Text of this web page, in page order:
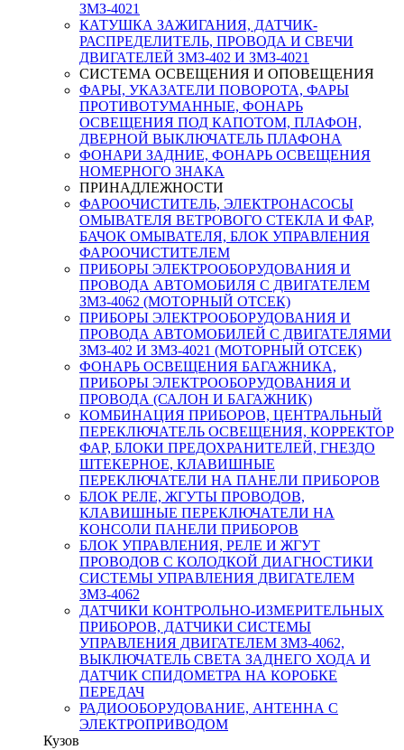
ЗМЗ-4021
КАТУШКА ЗАЖИГАНИЯ, ДАТЧИК-
РАСПРЕДЕЛИТЕЛЬ, ПРОВОДА И СВЕЧИ
ДВИГАТЕЛЕЙ ЗМЗ-402 И ЗМЗ-4021
СИСТЕМА ОСВЕЩЕНИЯ И ОПОВЕЩЕНИЯ
ФАРЫ, УКАЗАТЕЛИ ПОВОРОТА, ФАРЫ
ПРОТИВОТУМАННЫЕ, ФОНАРЬ
ОСВЕЩЕНИЯ ПОД КАПОТОМ, ПЛАФОН,
ДВЕРНОЙ ВЫКЛЮЧАТЕЛЬ ПЛАФОНА
ФОНАРИ ЗАДНИЕ, ФОНАРЬ ОСВЕЩЕНИЯ
НОМЕРНОГО ЗНАКА
ПРИНАДЛЕЖНОСТИ
ФАРООЧИСТИТЕЛЬ, ЭЛЕКТРОНАСОСЫ
ОМЫВАТЕЛЯ ВЕТРОВОГО СТЕКЛА И ФАР,
БАЧОК ОМЫВАТЕЛЯ, БЛОК УПРАВЛЕНИЯ
ФАРООЧИСТИТЕЛЕМ
ПРИБОРЫ ЭЛЕКТРООБОРУДОВАНИЯ И
ПРОВОДА АВТОМОБИЛЯ С ДВИГАТЕЛЕМ
ЗМЗ-4062 (МОТОРНЫЙ ОТСЕК)
ПРИБОРЫ ЭЛЕКТРООБОРУДОВАНИЯ И
ПРОВОДА АВТОМОБИЛЕЙ С ДВИГАТЕЛЯМИ
ЗМЗ-402 И ЗМЗ-4021 (МОТОРНЫЙ ОТСЕК)
ФОНАРЬ ОСВЕЩЕНИЯ БАГАЖНИКА,
ПРИБОРЫ ЭЛЕКТРООБОРУДОВАНИЯ И
ПРОВОДА (САЛОН И БАГАЖНИК)
КОМБИНАЦИЯ ПРИБОРОВ, ЦЕНТРАЛЬНЫЙ
ПЕРЕКЛЮЧАТЕЛЬ ОСВЕЩЕНИЯ, КОРРЕКТОР
ФАР, БЛОКИ ПРЕДОХРАНИТЕЛЕЙ, ГНЕЗДО
ШТЕКЕРНОЕ, КЛАВИШНЫЕ
ПЕРЕКЛЮЧАТЕЛИ НА ПАНЕЛИ ПРИБОРОВ
БЛОК РЕЛЕ, ЖГУТЫ ПРОВОДОВ,
КЛАВИШНЫЕ ПЕРЕКЛЮЧАТЕЛИ НА
КОНСОЛИ ПАНЕЛИ ПРИБОРОВ
БЛОК УПРАВЛЕНИЯ, РЕЛЕ И ЖГУТ
ПРОВОДОВ С КОЛОДКОЙ ДИАГНОСТИКИ
СИСТЕМЫ УПРАВЛЕНИЯ ДВИГАТЕЛЕМ
ЗМЗ-4062
ДАТЧИКИ КОНТРОЛЬНО-ИЗМЕРИТЕЛЬНЫХ
ПРИБОРОВ, ДАТЧИКИ СИСТЕМЫ
УПРАВЛЕНИЯ ДВИГАТЕЛЕМ ЗМЗ-4062,
ВЫКЛЮЧАТЕЛЬ СВЕТА ЗАДНЕГО ХОДА И
ДАТЧИК СПИДОМЕТРА НА КОРОБКЕ
ПЕРЕДАЧ
РАДИООБОРУДОВАНИЕ, АНТЕННА С
ЭЛЕКТРОПРИВОДОМ
Кузов